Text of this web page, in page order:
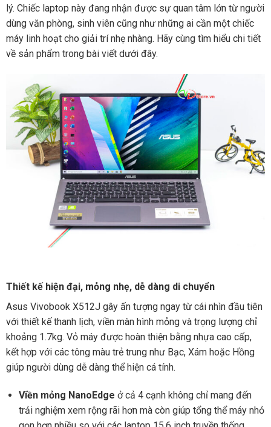
lý. Chiếc laptop này đang nhận được sự quan tâm lớn từ người
dùng văn phòng, sinh viên cũng như những ai cần một chiếc
máy linh hoạt cho giải trí nhẹ nhàng. Hãy cùng tìm hiểu chi tiết
về sản phẩm trong bài viết dưới đây.
Thiết kế hiện đại, mỏng nhẹ, dễ dàng di chuyển
Asus Vivobook X512J gây ấn tượng ngay từ cái nhìn đầu tiên
với thiết kế thanh lịch, viền màn hình mỏng và trọng lượng chỉ
khoảng 1.7kg. Vỏ máy được hoàn thiện bằng nhựa cao cấp,
kết hợp với các tông màu trẻ trung như Bạc, Xám hoặc Hồng
giúp người dùng dễ dàng thể hiện cá tính.
Viền mỏng NanoEdge ở cả 4 cạnh không chỉ mang đến
trải nghiệm xem rộng rãi hơn mà còn giúp tổng thể máy nhỏ